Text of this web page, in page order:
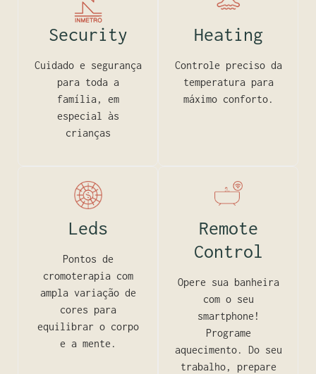
Security
Cuidado e segurança
para toda a
família, em
especial às
crianças
Heating
Controle preciso da
temperatura para
máximo conforto.
Leds
Pontos de
cromoterapia com
ampla variação de
cores para
equilibrar o corpo
e a mente.
Remote
Control
Opere sua banheira
com o seu
smartphone!
Programe
aquecimento. Do seu
trabalho, prepare